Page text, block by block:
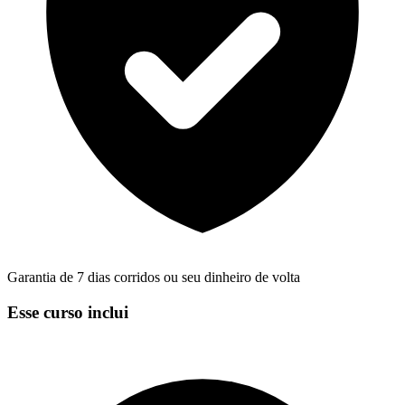
Garantia de 7 dias corridos ou seu dinheiro de volta
Esse curso inclui